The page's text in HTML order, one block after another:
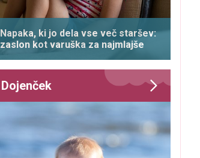
Napaka, ki jo dela vse več staršev:
zaslon kot varuška za najmlajše
Dojenček